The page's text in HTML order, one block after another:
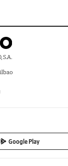
S.A.
Google Play